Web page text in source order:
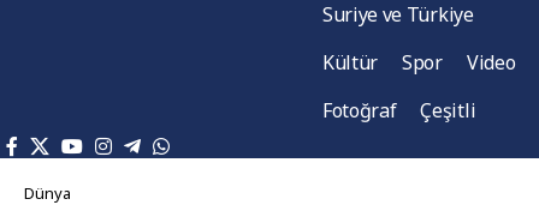
Suriye ve Türkiye
Kültür
Spor
Video
Fotoğraf
Çeşitli
Dünya